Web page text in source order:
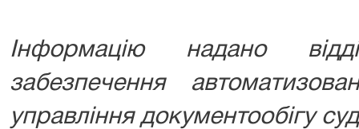
Інформацію надано
забезпечення
управління документообігу